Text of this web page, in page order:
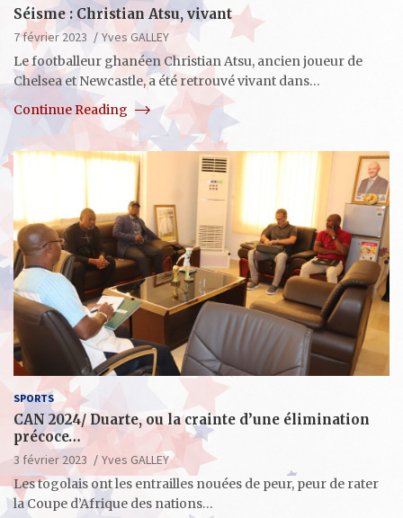
Séisme : Christian Atsu, vivant
7 février 2023
Yves GALLEY
Le footballeur ghanéen Christian Atsu, ancien joueur de
Chelsea et Newcastle, a été retrouvé vivant dans…
Continue Reading
SPORTS
CAN 2024/ Duarte, ou la crainte d’une élimination
précoce…
3 février 2023
Yves GALLEY
Les togolais ont les entrailles nouées de peur, peur de rater
la Coupe d’Afrique des nations…